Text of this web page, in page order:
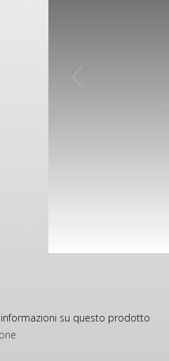
informazioni su questo prodotto